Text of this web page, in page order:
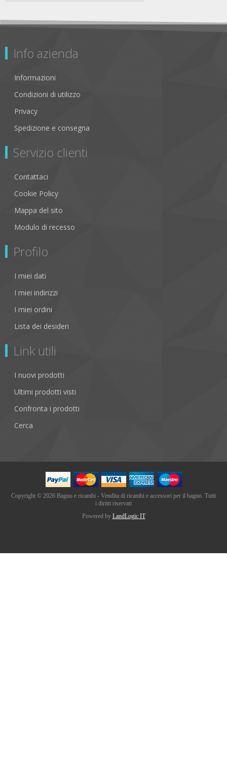
Info azienda
Informazioni
Condizioni di utilizzo
Privacy
Spedizione e consegna
Servizio clienti
Contattaci
Cookie Policy
Mappa del sito
Modulo di recesso
Profilo
I miei dati
I miei indirizzi
I miei ordini
Lista dei desideri
Link utili
I nuovi prodotti
Ultimi prodotti visti
Confronta i prodotti
Cerca
Copyright © 2026 Bagno e ricambi - Vendita di ricambi e accessori per il bagno. Tutti
i diritti riservati
Powered by LandLogic IT